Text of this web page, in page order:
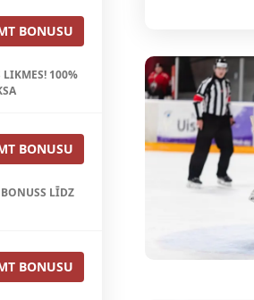
BONUSU
LIKMES! 100%
BONUSU
LĪDZ
BONUSU